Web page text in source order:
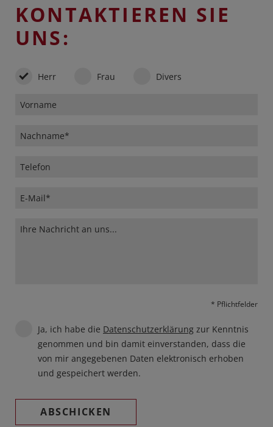
KONTAKTIEREN SIE
UNS:
Herr Frau Divers
* Pflichtfelder
Ja, ich habe die Datenschutzerklärung zur Kenntnis
genommen und bin damit einverstanden, dass die
von mir angegebenen Daten elektronisch erhoben
und gespeichert werden.
ABSCHICKEN